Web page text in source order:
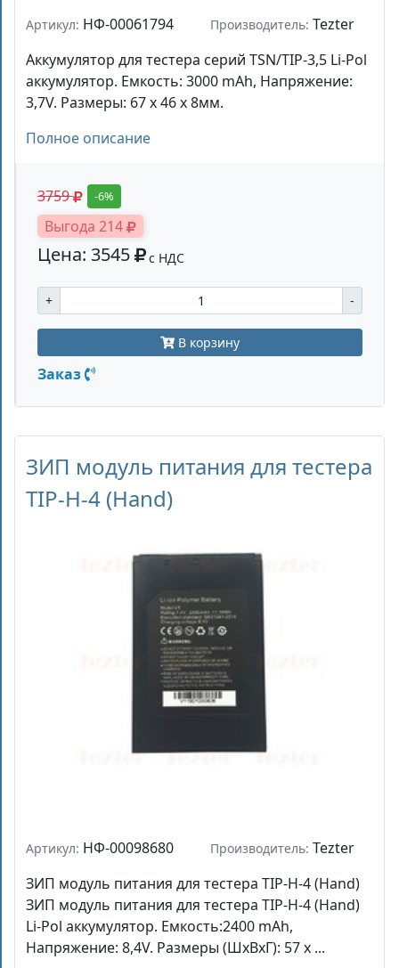
Артикул: НФ-00061794 Производитель: Tezter
Аккумулятор для тестера серий TSN/TIP-3,5 Li-Pol
аккумулятор. Емкость: 3000 mAh, Напряжение:
3,7V. Размеры: 67 х 46 х 8мм.
Полное описание
3759 -6%
Выгода 214
Цена: 3545 с НДС
+ -
В корзину
Заказ
ЗИП модуль питания для тестера
TIP-H-4 (Hand)
Артикул: НФ-00098680 Производитель: Tezter
ЗИП модуль питания для тестера TIP-H-4 (Hand)
ЗИП модуль питания для тестера TIP-H-4 (Hand)
Li-Pol аккумулятор. Емкость:2400 mAh,
Напряжение: 8,4V. Размеры (ШхВхГ): 57 х ...